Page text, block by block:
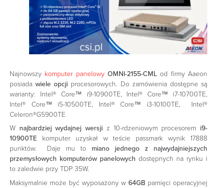
Najnowszy komputer panelowy OMNI-2155-CML od firmy Aaeon
posiadawiele opcji procesorowych. Do zamówienia dostępne są
warianty: Intel® Core™ i9-10900TE, Intel® Core™ i7-10700TE,
Intel® Core™ i5-10500TE, Intel® Core™ i3-10100TE, Intel®
Celeron®G5900TE
W najbardziej wydajnej wersji z 10-rdzeniowym procesorem i9-
10900TE komputer uzyskał w teście passmark wynik 17888
punktów. Daje mu to miano jednego z najwydajniejszych
przemysłowych komputerów panelowych dostępnych na rynku i
to zaledwie przy TDP 35W.
Maksymalnie może być wyposażony w 64GB pamięci operacyjnej